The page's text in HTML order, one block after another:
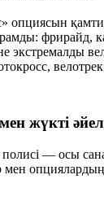
опциясын
фрирайд,
экстремалды
жүкті
— осы
мен опциялардың